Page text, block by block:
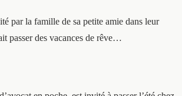
par la famille de sa petite amie dans leur
passer des vacances de rêve…